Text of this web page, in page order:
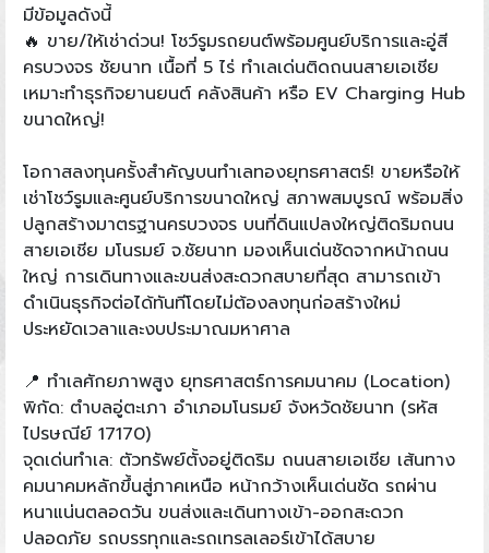
มีข้อมูลดังนี้
🔥 ขาย/ให้เช่าด่วน! โชว์รูมรถยนต์พร้อมศูนย์บริการและอู่สี
ครบวงจร ชัยนาท เนื้อที่ 5 ไร่ ทำเลเด่นติดถนนสายเอเชีย
เหมาะทำธุรกิจยานยนต์ คลังสินค้า หรือ EV Charging Hub
ขนาดใหญ่!
โอกาสลงทุนครั้งสำคัญบนทำเลทองยุทธศาสตร์! ขายหรือให้
เช่าโชว์รูมและศูนย์บริการขนาดใหญ่ สภาพสมบูรณ์ พร้อมสิ่ง
ปลูกสร้างมาตรฐานครบวงจร บนที่ดินแปลงใหญ่ติดริมถนน
สายเอเชีย มโนรมย์ จ.ชัยนาท มองเห็นเด่นชัดจากหน้าถนน
ใหญ่ การเดินทางและขนส่งสะดวกสบายที่สุด สามารถเข้า
ดำเนินธุรกิจต่อได้ทันทีโดยไม่ต้องลงทุนก่อสร้างใหม่
ประหยัดเวลาและงบประมาณมหาศาล
📍 ทำเลศักยภาพสูง ยุทธศาสตร์การคมนาคม (Location)
พิกัด: ตําบลอู่ตะเภา อําเภอมโนรมย์ จังหวัดชัยนาท (รหัส
ไปรษณีย์ 17170)
จุดเด่นทำเล: ตัวทรัพย์ตั้งอยู่ติดริม ถนนสายเอเชีย เส้นทาง
คมนาคมหลักขึ้นสู่ภาคเหนือ หน้ากว้างเห็นเด่นชัด รถผ่าน
หนาแน่นตลอดวัน ขนส่งและเดินทางเข้า-ออกสะดวก
ปลอดภัย รถบรรทุกและรถเทรลเลอร์เข้าได้สบาย